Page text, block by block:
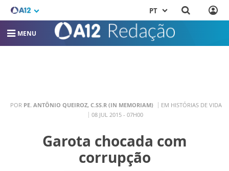
PT
MENU
POR PE. ANTÔNIO QUEIROZ, C.SS.R (IN MEMORIAM)
EM HISTÓRIAS DE VIDA
08 JUL 2015 - 07H00
Garota chocada com
corrupção